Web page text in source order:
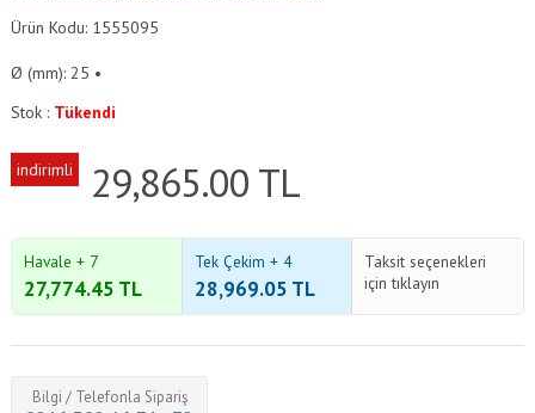
Ürün Kodu: 1555095
Ø (mm): 25 •
Stok : Tükendi
indirimli 29,865.00 TL
Havale + 7
27,774.45 TL
Tek Çekim + 4
28,969.05 TL
Taksit seçenekleri
için tıklayın
Bilgi / Telefonla Sipariş